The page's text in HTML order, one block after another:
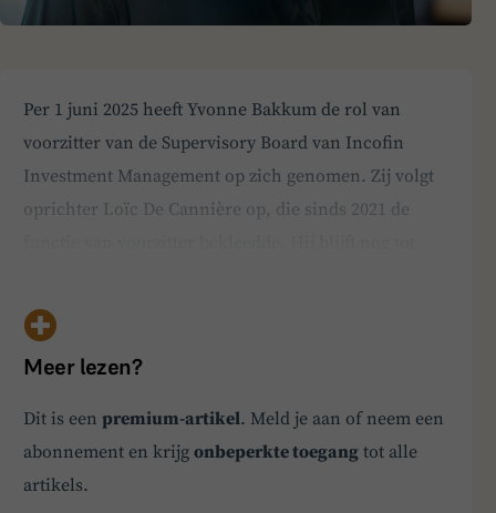
Per 1 juni 2025 heeft Yvonne Bakkum de rol van
voorzitter van de Supervisory Board van Incofin
Investment Management op zich genomen. Zij volgt
oprichter Loïc De Cannière op, die sinds 2021 de
voorzitterswissel zet Incofin een belangrijke stap in
de vernieuwing van zijn governance, met oog voor
continuïtei…
Meer lezen?
Dit is eenpremium-artikel. Meld je aan of neem een
abonnement en krijgonbeperkte toegang tot alle
artikels.
BoardBuddy
Hey! Heb je een vraag over goed bestuur? Stel
ze gerust!